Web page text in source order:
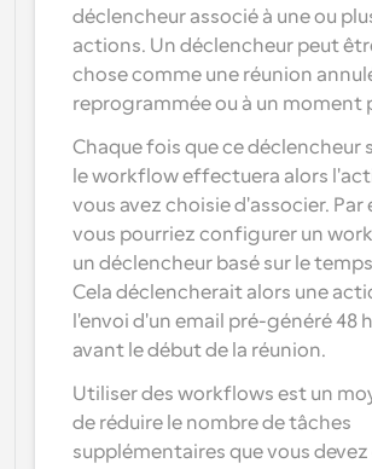
déclencheur associé à une ou
actions. Un déclencheur peut
chose comme une réunion
reprogrammée ou à un moment
Chaque fois que ce déclencheur
le workflow effectuera alors
vous avez choisie d'associer. Par
vous pourriez configurer un
un déclencheur basé sur le
Cela déclencherait alors une
l'envoi d'un email pré-généré 48
avant le début de la réunion.
Utiliser des workflows est un
de réduire le nombre de tâches
supplémentaires que vous devez